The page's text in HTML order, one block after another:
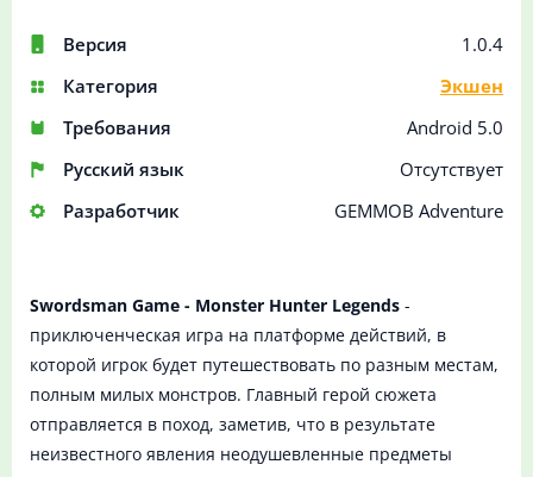
Версия
1.0.4
Категория
Экшен
Требования
Android 5.0
Русский язык
Отсутствует
Разработчик
GEMMOB Adventure
Swordsman Game - Monster Hunter Legends -
приключенческая игра на платформе действий, в
которой игрок будет путешествовать по разным местам,
полным милых монстров. Главный герой сюжета
отправляется в поход, заметив, что в результате
неизвестного явления неодушевленные предметы